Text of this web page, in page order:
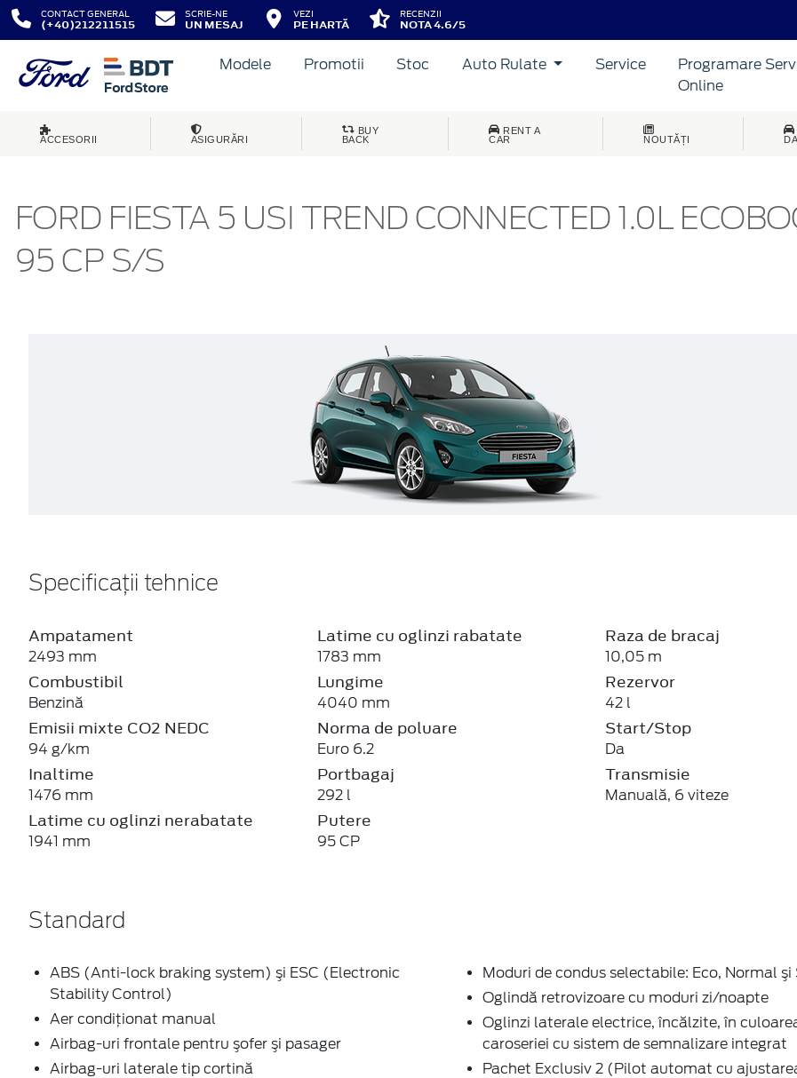
CONTACT GENERAL
(+40)212211515
SCRIE-NE
UN MESAJ
VEZI
PE HARTĂ
RECENZII
NOTA 4.6/5
Modele Promotii Stoc Auto Rulate Service
Programare
Online
ACCESORII ASIGURĂRI
BUY
BACK
RENT A
CAR
NOUTĂȚI
FORD FIESTA 5 USI TREND CONNECTED 1.0L
95 CP S/S
Specificații tehnice
Ampatament
2493 mm
Combustibil
Benzină
Emisii mixte CO2 NEDC
94 g/km
Inaltime
1476 mm
Latime cu oglinzi nerabatate
1941 mm
Latime cu oglinzi rabatate
1783 mm
Lungime
4040 mm
Norma de poluare
Euro 6.2
Portbagaj
292 l
Putere
95 CP
Raza de bracaj
10,05 m
Rezervor
42 l
Start/Stop
Da
Transmisie
Manuală, 6 viteze
Standard
ABS (Anti-lock braking system) şi ESC (Electronic
Stability Control)
Aer condiţionat manual
Airbag-uri frontale pentru şofer şi pasager
Airbag-uri laterale tip cortină
Moduri de condus selectabile: Eco, Normal şi
Oglindă retrovizoare cu moduri zi/noapte
Oglinzi laterale electrice, încălzite, în
caroseriei cu sistem de semnalizare integrat
Pachet Exclusiv 2 (Pilot automat cu